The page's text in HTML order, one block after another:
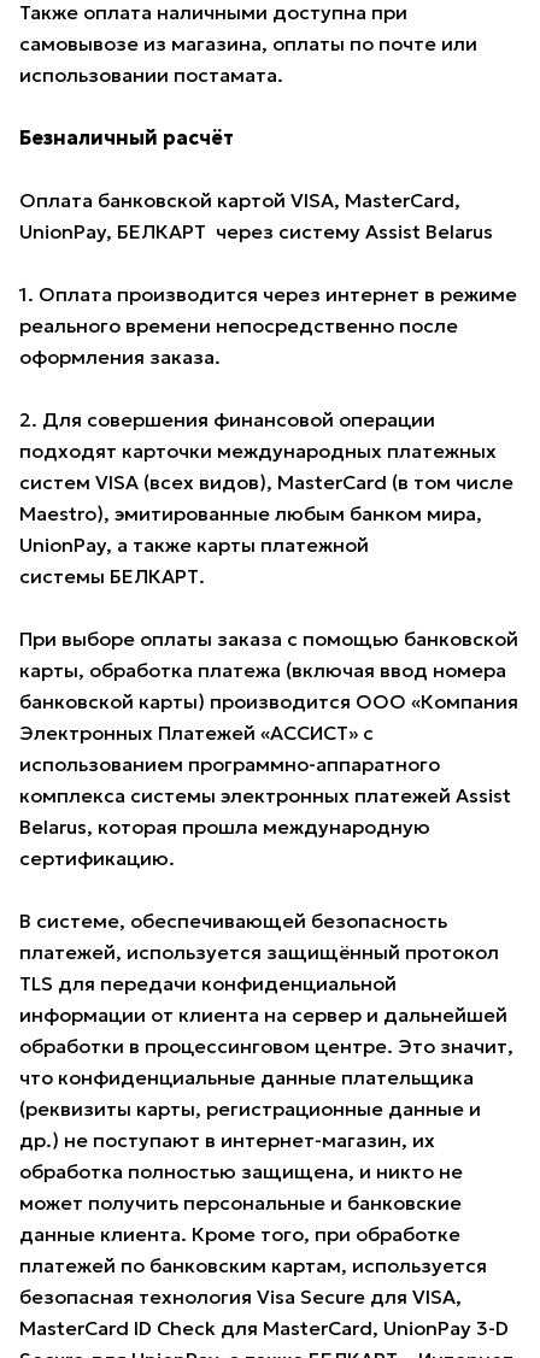
Также оплата наличными доступна при
самовывозе из магазина, оплаты по почте или
использовании постамата.
Безналичный расчёт
Оплата банковской картой VISA, MasterCard,
UnionPay, БЕЛКАРТ через систему Assist Belarus
1. Оплата производится через интернет в режиме
реального времени непосредственно после
оформления заказа.
2. Для совершения финансовой операции
подходят карточки международных платежных
систем VISA (всех видов), MasterCard (в том числе
Maestro), эмитированные любым банком мира,
UnionPay, а также карты платежной
системы БЕЛКАРТ.
При выборе оплаты заказа с помощью банковской
карты, обработка платежа (включая ввод номера
банковской карты) производится ООО «Компания
Электронных Платежей «АССИСТ» с
использованием программно-аппаратного
комплекса системы электронных платежей Assist
Belarus, которая прошла международную
сертификацию.
В системе, обеспечивающей безопасность
платежей, используется защищённый протокол
TLS для передачи конфиденциальной
информации от клиента на сервер и дальнейшей
обработки в процессинговом центре. Это значит,
что конфиденциальные данные плательщика
(реквизиты карты, регистрационные данные и
др.) не поступают в интернет-магазин, их
обработка полностью защищена, и никто не
может получить персональные и банковские
данные клиента. Кроме того, при обработке
платежей по банковским картам, используется
безопасная технология Visa Secure для VISA,
MasterCard ID Check для MasterCard, UnionPay 3-D